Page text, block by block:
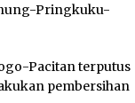
Pringkuku-
Pacitan terputus
pembersihan